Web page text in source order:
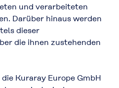
und verarbeiteten
Darüber hinaus werden
dieser
die ihnen zustehenden
Kuraray Europe GmbH